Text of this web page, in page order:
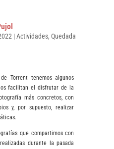
|Actividades, Quedada
Torrent tenemos algunos
facilitan el disfrutar de la
más concretos, con
y, por supuesto, realizar
que compartimos con
durante la pasada